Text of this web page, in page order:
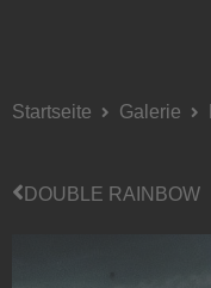
Startseite Galerie
DOUBLE RAINBOW